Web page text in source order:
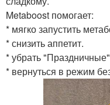
Metaboost помогает:
* мягко запустить
* снизить аппетит.
* убрать
* вернуться в режим